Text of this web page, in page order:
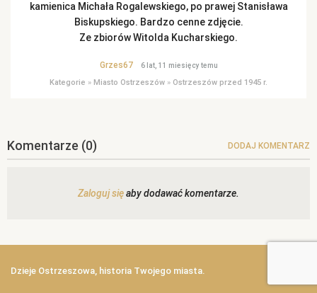
kamienica Michała Rogalewskiego, po prawej Stanisława
Biskupskiego. Bardzo cenne zdjęcie.
Ze zbiorów Witolda Kucharskiego.
Grzes67 6 lat, 11 miesięcy temu
Kategorie » Miasto Ostrzeszów » Ostrzeszów przed 1945 r.
Komentarze (0) DODAJ KOMENTARZ
Zaloguj sięaby dodawać komentarze.
Dzieje Ostrzeszowa, historia Twojego miasta.